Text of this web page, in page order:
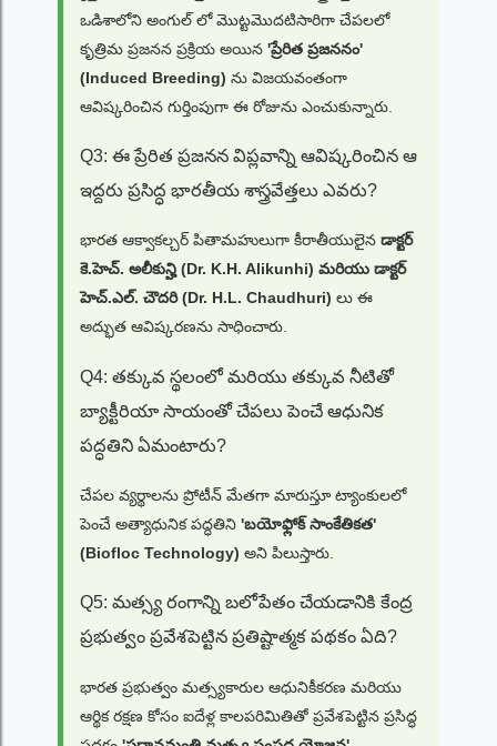
ఒడిశాలోని అంగుల్ లో మొట్టమొదటిసారిగా చేపలలో
కృత్రిమ ప్రజనన ప్రక్రియ అయిన 'ప్రేరిత ప్రజననం'
(Induced Breeding) ను విజయవంతంగా
ఆవిష్కరించిన గుర్తింపుగా ఈ రోజును ఎంచుకున్నారు.
Q3: ఈ ప్రేరిత ప్రజనన విప్లవాన్ని ఆవిష్కరించిన ఆ
ఇద్దరు ప్రసిద్ధ భారతీయ శాస్త్రవేత్తలు ఎవరు?
భారత ఆక్వాకల్చర్ పితామహులుగా కీరాతీయులైన డాక్టర్
కె.హెచ్. అలీకున్హి (Dr. K.H. Alikunhi) మరియు డాక్టర్
హెచ్.ఎల్. చౌదరి (Dr. H.L. Chaudhuri) లు ఈ
అద్భుత ఆవిష్కరణను సాధించారు.
Q4: తక్కువ స్థలంలో మరియు తక్కువ నీటితో
బ్యాక్టీరియా సాయంతో చేపలు పెంచే ఆధునిక
పద్ధతిని ఏమంటారు?
చేపల వ్యర్థాలను ప్రోటీన్ మేతగా మారుస్తూ ట్యాంకులలో
పెంచే అత్యాధునిక పద్ధతిని 'బయోఫ్లోక్ సాంకేతికత'
(Biofloc Technology) అని పిలుస్తారు.
Q5: మత్స్య రంగాన్ని బలోపేతం చేయడానికి కేంద్ర
ప్రభుత్వం ప్రవేశపెట్టిన ప్రతిష్టాత్మక పథకం ఏది?
భారత ప్రభుత్వం మత్స్యకారుల ఆధునికీకరణ మరియు
ఆర్థిక రక్షణ కోసం ఐదేళ్ల కాలపరిమితితో ప్రవేశపెట్టిన ప్రసిద్ధ